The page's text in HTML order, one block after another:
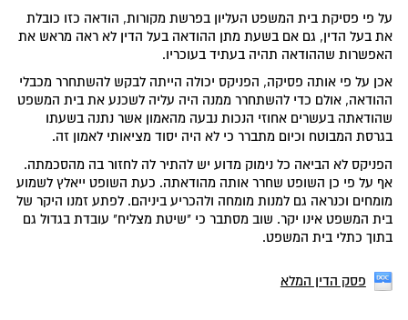
על פי פסיקת בית המשפט העליון בפרשת מקורות, הודאה כזו כובלת
את בעל הדין, גם אם בשעת מתן ההודאה בעל הדין לא ראה מראש את
האפשרות שההודאה תהיה בעתיד בעוכריו.
אכן על פי אותה פסיקה, הפניקס יכולה הייתה לבקש להשתחרר מכבלי
ההודאה, אולם כדי להשתחרר ממנה היה עליה לשכנע את בית המשפט
שהודאתה בעשרים אחוזי הנכות נבעה מהאמון אשר נתנה בשעתו
בגרסת המבוטח וכיום מתברר כי לא היה יסוד מציאותי לאמון זה.
הפניקס לא הביאה כל נימוק מדוע יש להתיר לה לחזור בה מהסכמתה.
אף על פי כן השופט שחרר אותה מהודאתה. כעת השופט ייאלץ לשמוע
מומחים וכנראה גם למנות מומחה ולהכריע ביניהם. לפתע זמנו היקר של
בית המשפט אינו יקר. שוב מסתבר כי "שיטת מצליח" עובדת בגדול גם
בתוך כתלי בית המשפט.
פסק הדין המלא